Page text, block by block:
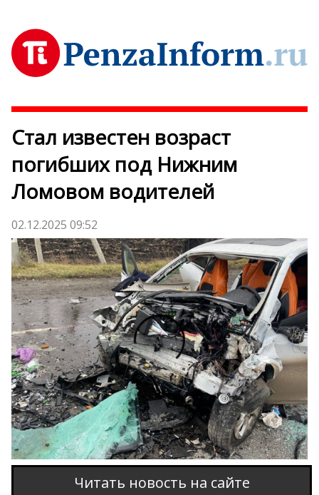
Стал известен возраст
погибших под Нижним
Ломовом водителей
02.12.2025 09:52
Этот браузер не поддерживает проигрывание
видео
Читать новость на сайте